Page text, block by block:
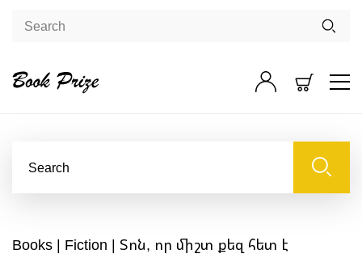
Books | Fiction | Տոն, որ միշտ քեզ հետ է